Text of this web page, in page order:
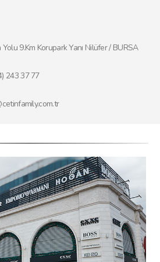
9.Km Korupark Yanı Nilüfer / BURSA
243 37 77